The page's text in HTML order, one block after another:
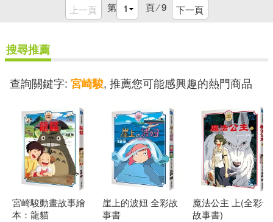
上一頁 第 頁 ⁄9 下一頁
搜尋推薦
查詢關鍵字: 宮崎駿, 推薦您可能感興趣的熱門商品
宮崎駿動畫故事繪
本：龍貓
崖上的波妞 全彩故
事書
魔法公主 上(全彩色
故事書)